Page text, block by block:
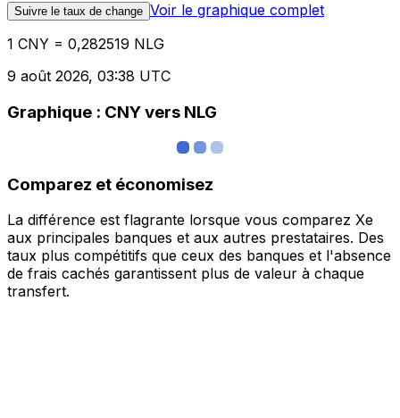
Suivre le taux de change Voir le graphique complet
1 CNY = 0,282519 NLG
9 août 2026, 03:38 UTC
Graphique : CNY vers NLG
Comparez et économisez
La différence est flagrante lorsque vous comparez Xe
aux principales banques et aux autres prestataires. Des
taux plus compétitifs que ceux des banques et l'absence
de frais cachés garantissent plus de valeur à chaque
transfert.